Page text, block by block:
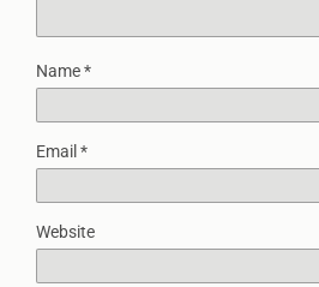
Name*
Email *
Website